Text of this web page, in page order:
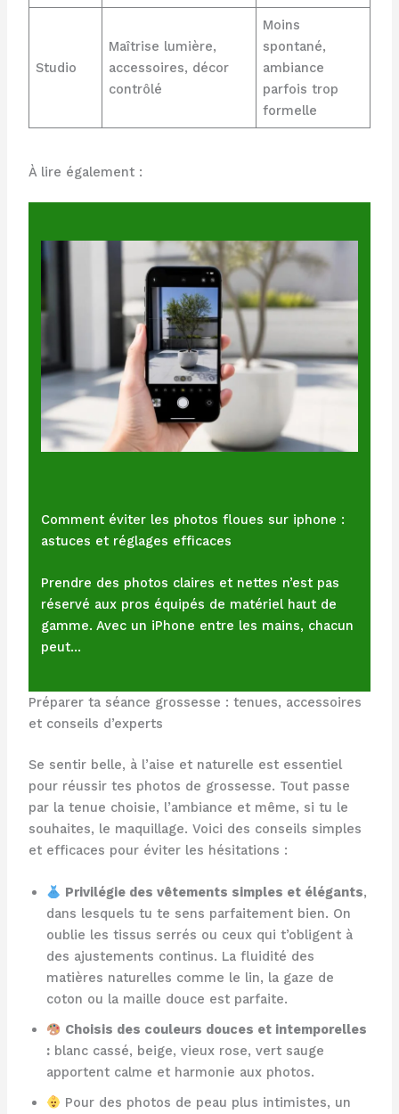
Studio
Maîtrise lumière,
accessoires, décor
contrôlé
Moins
spontané,
ambiance
parfois trop
formelle
À lire également :
Comment éviter les photos floues sur iphone :
astuces et réglages efficaces
Prendre des photos claires et nettes n’est pas
réservé aux pros équipés de matériel haut de
gamme. Avec un iPhone entre les mains, chacun
peut…
Préparer ta séance grossesse : tenues, accessoires
et conseils d’experts
Se sentir belle, à l’aise et naturelle est essentiel
pour réussir tes photos de grossesse. Tout passe
par la tenue choisie, l’ambiance et même, si tu le
souhaites, le maquillage. Voici des conseils simples
et efficaces pour éviter les hésitations :
Privilégie des vêtements simples et élégants,
dans lesquels tu te sens parfaitement bien. On
oublie les tissus serrés ou ceux qui t’obligent à
des ajustements continus. La fluidité des
matières naturelles comme le lin, la gaze de
coton ou la maille douce est parfaite.
Choisis des couleurs douces et intemporelles
:blanc cassé, beige, vieux rose, vert sauge
apportent calme et harmonie aux photos.
Pour des photos de peau plus intimistes, un